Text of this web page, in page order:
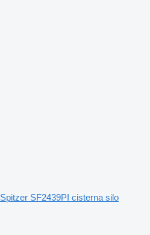
Spitzer SF2439PI cisterna silo